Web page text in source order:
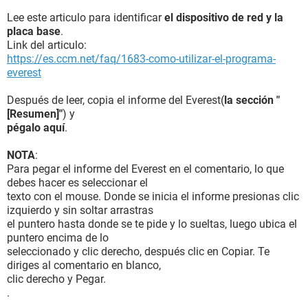
Lee este articulo para identificarel dispositivo de red y la
placa base.
Link del articulo:
https://es.ccm.net/faq/1683-como-utilizar-el-programa-
everest
Después de leer, copia el informe del Everest(la sección "
[Resumen]") y
pégalo aquí.
NOTA:
Para pegar el informe del Everest en el comentario, lo que
debes hacer es seleccionar el
texto con el mouse. Donde se inicia el informe presionas clic
izquierdo y sin soltar arrastras
el puntero hasta donde se te pide y lo sueltas, luego ubica el
puntero encima de lo
seleccionado y clic derecho, después clic en Copiar. Te
diriges al comentario en blanco,
clic derecho y Pegar.
.